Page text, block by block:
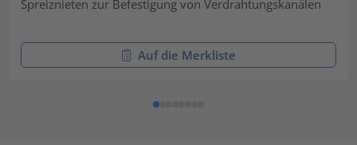
Spreiznieten zur Befestigung von Verdrahtungskanälen
Auf die Merkliste